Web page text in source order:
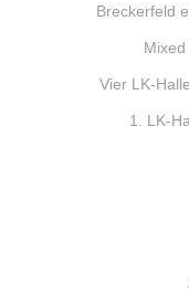
Breckerfeld
Vier LK-
1. LK-